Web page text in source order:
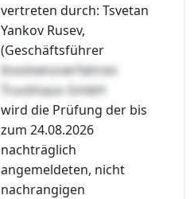
vertreten durch: Tsvetan
Yankov Rusev,
(Geschäftsführer
Insolvenzverfahren
Truckhaus GmbH
wird die Prüfung der bis
zum 24.08.2026
nachträglich
angemeldeten, nicht
nachrangigen